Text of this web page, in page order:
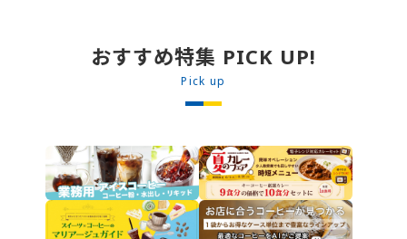
丼の素を中央にのせます。 3. 手前
からカレーソースをかけ、サラダを
盛りつけます。 ※牛丼の素のたれを
おすすめ特集 PICK UP!
Pick up